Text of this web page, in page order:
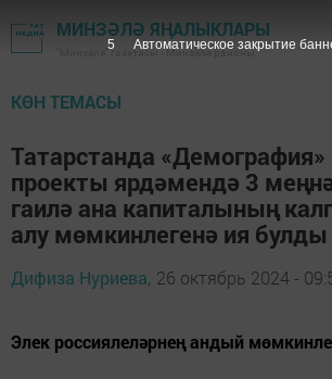
МИНЗӘЛӘ ЯҢАЛЫКЛАРЫ
"Минзәлә" газетасы - Минзәлә районы
КӨН ТЕМАСЫ
Татарстанда «Демография»
проекты ярдәмендә 3
гаилә ана капиталының
алу мөмкинлегенә ия булды
Дифиза Нуриева, 26 октябрь 2024 -
Элек россиялеләрнең андый
3 Автоматическое закрытие